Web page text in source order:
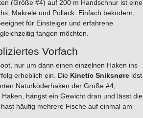
(Größe #4) auf 200 m Handschnur ist eine
Makrele und Pollack. Einfach beködern,
für Einsteiger und erfahrene
fangen möchten.
Vorfach
nur um dann einen einzelnen Haken ins
erheblich ein. Die Kinetic Sniksnøre löst
Naturköderhaken der Größe #4,
hängst ein Gewicht dran und lässt die
häufig mehrere Fische auf einmal am